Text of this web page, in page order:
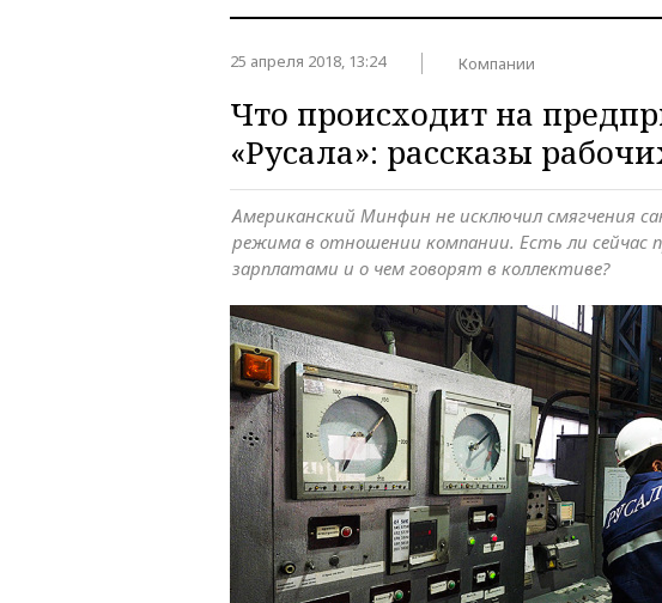
25 апреля 2018, 13:24 Компании
Что происходит на
«Русала»: рассказы
Американский Минфин не исключил смягчения
режима в отношении компании. Есть ли сейчас
зарплатами и о чем говорят в коллективе?